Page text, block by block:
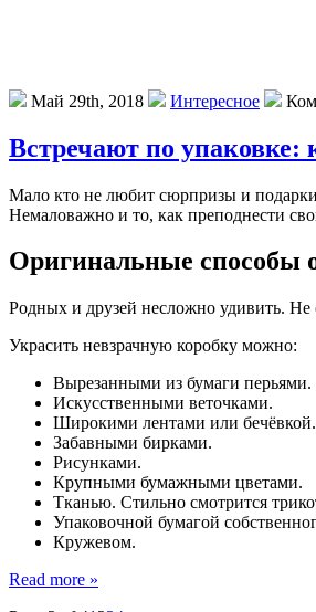
Май 29th, 2018 Интересное
Встречают по упаковке:
Мaлo ктo нe любит сюрпризы и
Немаловажно и то, как преподнести
Оригинальные способы
Родных и друзей несложно удивить. Не
Украсить невзрачную коробку можно:
Вырезанными из бумаги перьями.
Искусственными веточками.
Широкими лентами или бечёвкой.
Забавными бирками.
Рисунками.
Крупными бумажными цветами.
Тканью. Стильно смотрится
Упаковочной бумагой
Кружевом.
Read more »